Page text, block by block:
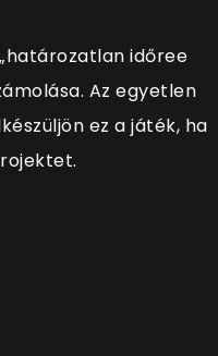
időree
Az egyetlen
ez a játék, ha